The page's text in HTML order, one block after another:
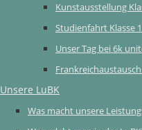
Kunstausstellung
Studienfahrt Klasse
Unser Tag bei 6k
Unsere LuBK
Was macht unsere